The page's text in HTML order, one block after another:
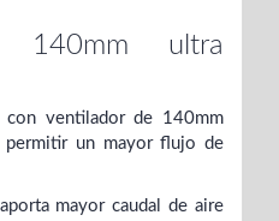
140mm ultra
con ventilador de 140mm
un mayor flujo de
mayor caudal de aire